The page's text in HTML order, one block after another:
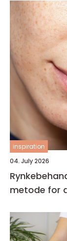
inspiration
04. July 2026
metode for